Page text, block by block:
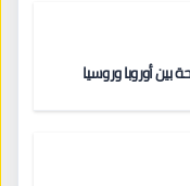
أوروبا وروسيا